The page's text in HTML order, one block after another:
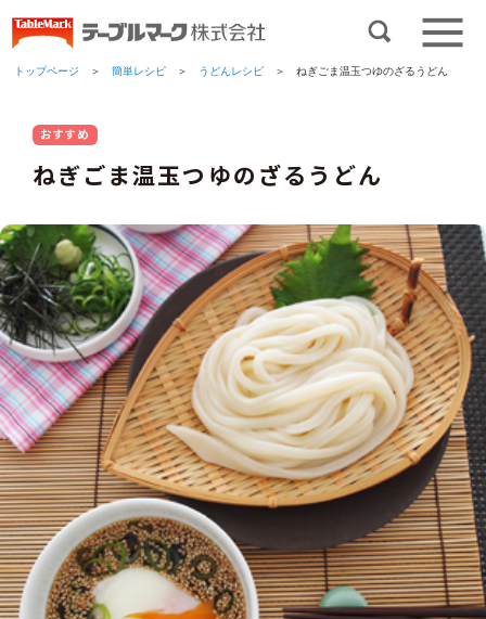
トップページ ＞簡単レシピ ＞ うどんレシピ ＞ ねぎごま温玉つゆのざるうどん
おすすめ
ねぎごま温玉つゆのざるうどん